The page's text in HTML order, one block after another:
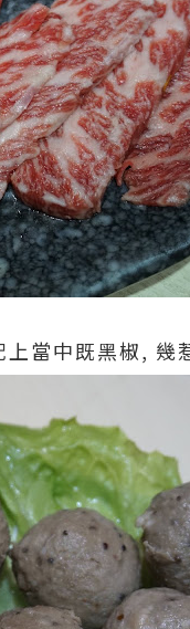
當中既黑椒, 幾